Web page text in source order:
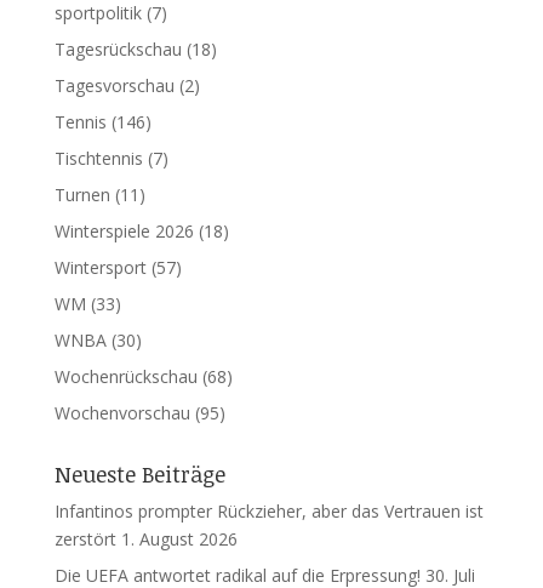
sportpolitik(7)
Tagesrückschau (18)
Tagesvorschau (2)
Tennis (146)
Tischtennis (7)
Turnen (11)
Winterspiele 2026 (18)
Wintersport(57)
WM (33)
WNBA(30)
Wochenrückschau (68)
Wochenvorschau (95)
Neueste Beiträge
Infantinos prompter Rückzieher, aber das Vertrauen ist
zerstört 1. August 2026
Die UEFA antwortet radikal auf die Erpressung! 30. Juli